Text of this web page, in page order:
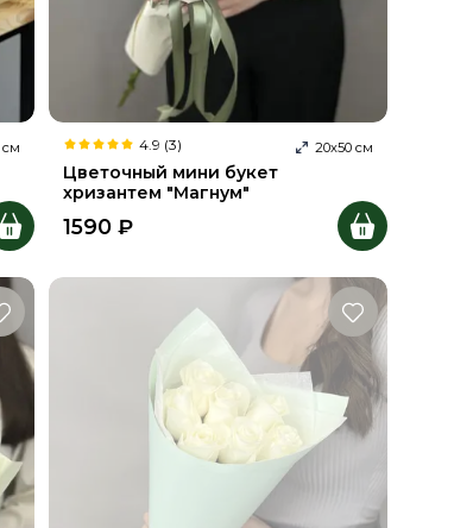
см 4.9 (3) 20х50см
Цветочный мини букет
хризантем "Магнум"
1590 ₽